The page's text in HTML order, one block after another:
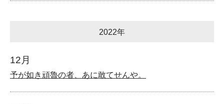
2022年
12月
予が如き頑魯の者、あに敢てせんや。